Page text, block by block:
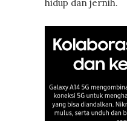
hidup dan jernih.